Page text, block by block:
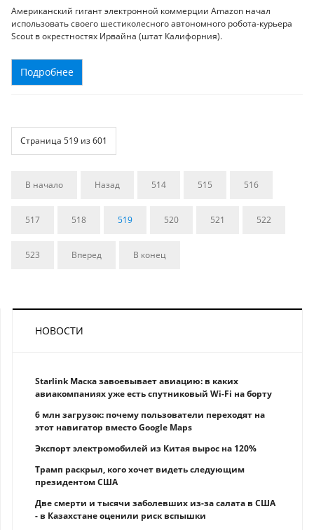
Американский гигант электронной коммерции Amazon начал
использовать своего шестиколесного автономного робота-курьера
Scout в окрестностях Ирвайна (штат Калифорния).
Подробнее
Страница 519 из 601
В начало Назад 514 515 516
517 518 519 520 521 522
523 Вперед В конец
НОВОСТИ
Starlink Маска завоевывает авиацию: в каких
авиакомпаниях уже есть спутниковый Wi-Fi на борту
6 млн загрузок: почему пользователи переходят на
этот навигатор вместо Google Maps
Экспорт электромобилей из Китая вырос на 120%
Трамп раскрыл, кого хочет видеть следующим
президентом США
Две смерти и тысячи заболевших из-за салата в США
- в Казахстане оценили риск вспышки